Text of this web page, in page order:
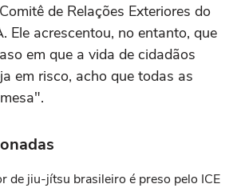
de Relações Exteriores do
Ele acrescentou, no entanto, que
em que a vida de cidadãos
em risco, acho que todas as
de jiu-jítsu brasileiro é preso pelo ICE